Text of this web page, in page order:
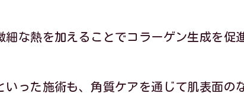
肌を目指すために知っておきたいポイント
な熱を加えることでコラーゲン生成を促
った施術も、角質ケアを通じて肌表面の